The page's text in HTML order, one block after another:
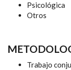
Psicológica
Otros
Trabajo